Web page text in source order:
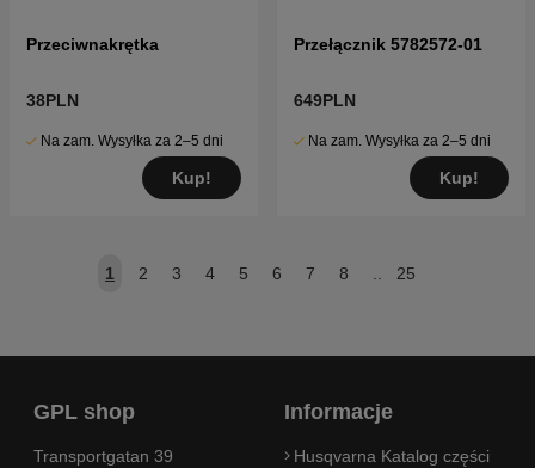
Przeciwnakrętka
38PLN
Na zam. Wysyłka za 2–5 dni
Kup!
Przełącznik 5782572-01
649PLN
Na zam. Wysyłka za 2–5 dni
Kup!
1 2 3 4 5 6 7 8 .. 25
GPL shop
Transportgatan 39
Informacje
Husqvarna Katalog części